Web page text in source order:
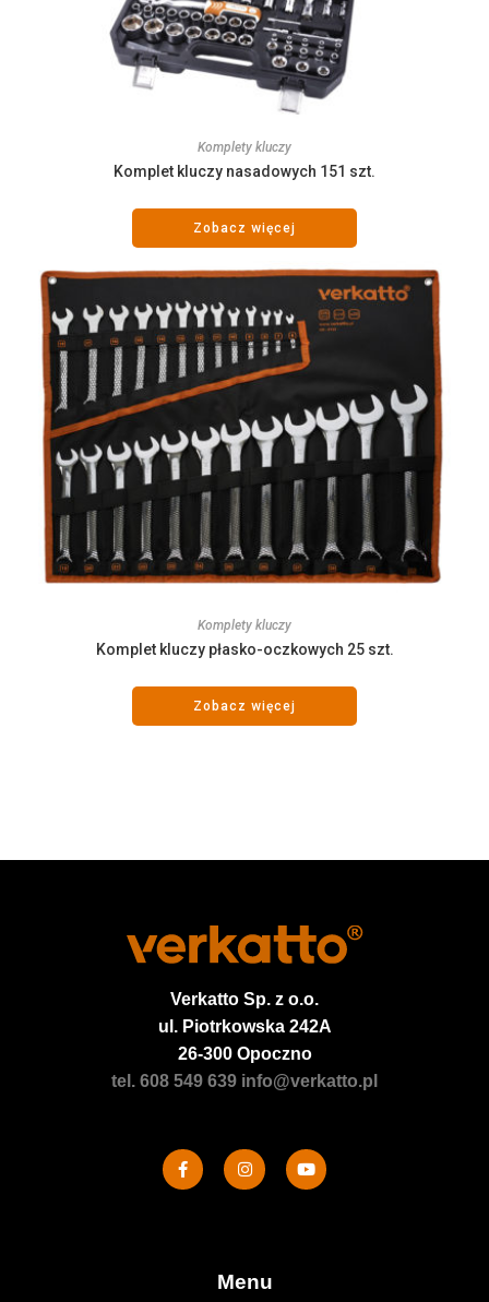
Komplety kluczy
Komplet kluczy nasadowych 151 szt.
Zobacz więcej
Komplety kluczy
Komplet kluczy płasko-oczkowych 25 szt.
Zobacz więcej
Verkatto Sp. z o.o.
ul. Piotrkowska 242A
26-300 Opoczno
tel. 608 549 639 info@verkatto.pl
Menu